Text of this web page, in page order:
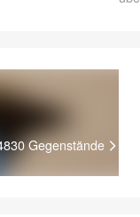
Gegenstände